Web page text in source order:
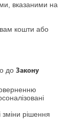
вказаними на
кошти або
до Закону
рішення